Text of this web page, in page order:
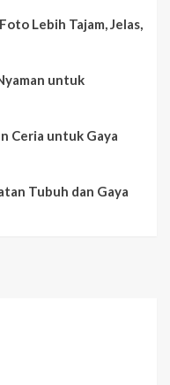
Lebih Tajam, Jelas,
untuk
Ceria untuk Gaya
Tubuh dan Gaya